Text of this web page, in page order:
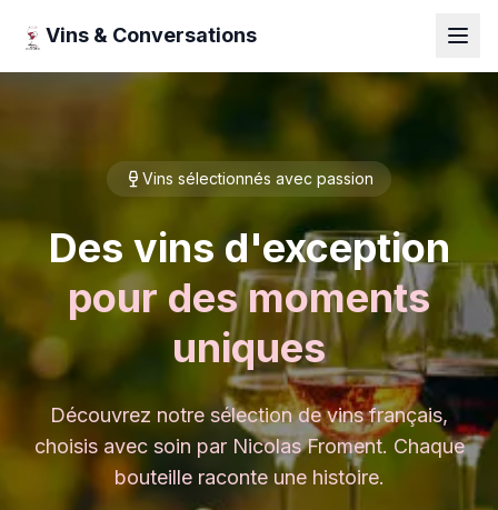
Vins & Conversations
Vins sélectionnés avec passion
Des vins d'exception
pour des moments
uniques
Découvrez notre sélection de vins français,
choisis avec soin par Nicolas Froment. Chaque
bouteille raconte une histoire.